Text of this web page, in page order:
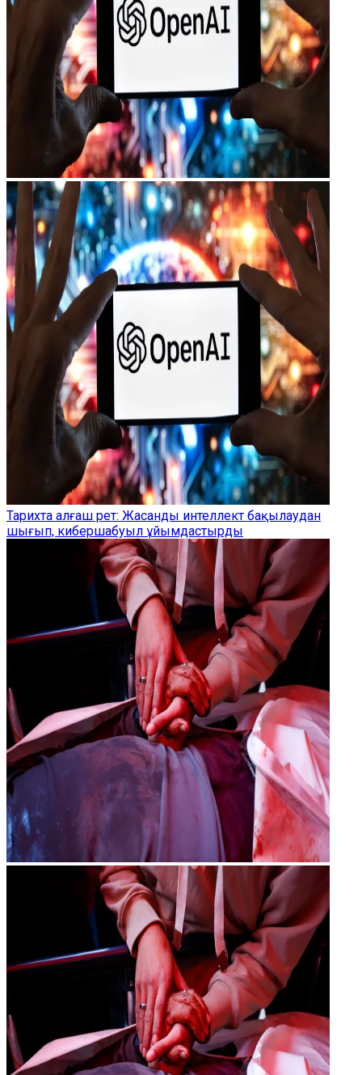
Тарихта алғаш рет: Жасанды интеллект бақылаудан
шығып, кибершабуыл ұйымдастырды